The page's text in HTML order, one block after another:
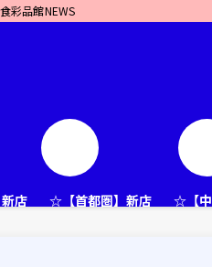
彩品館NEWS
店 ☆【首都圏】新店 ☆【中